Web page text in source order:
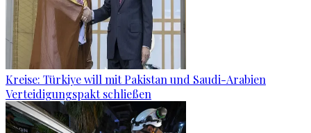
Kreise: Türkiye will mit Pakistan und Saudi-Arabien
Verteidigungspakt schließen